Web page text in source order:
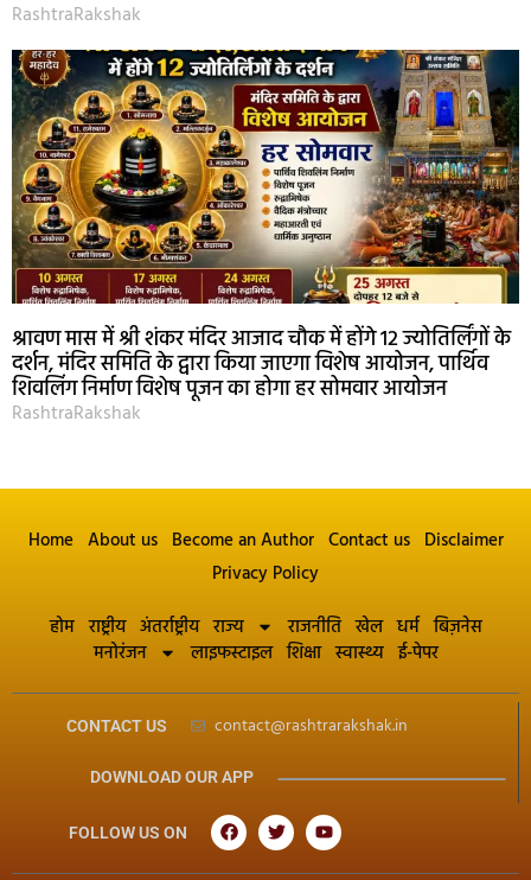
RashtraRakshak
श्रावण मास में श्री शंकर मंदिर आजाद चौक में होंगे 12 ज्योतिर्लिंगों के
दर्शन, मंदिर समिति के द्वारा किया जाएगा विशेष आयोजन, पार्थिव
शिवलिंग निर्माण विशेष पूजन का होगा हर सोमवार आयोजन
RashtraRakshak
Home About us Become an Author Contact us Disclaimer
Privacy Policy
होम राष्ट्रीय अंतर्राष्ट्रीय राज्य राजनीति खेल धर्म बिज़नेस
मनोरंजन
लाइफस्टाइल शिक्षा स्वास्थ्य ई-पेपर
CONTACT US contact@rashtrarakshak.in
DOWNLOAD OUR APP
FOLLOW US ON